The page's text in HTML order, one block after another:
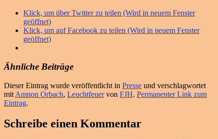
Klick, um über Twitter zu teilen (Wird in neuem Fenster
geöffnet)
Klick, um auf Facebook zu teilen (Wird in neuem Fenster
geöffnet)
Ähnliche Beiträge
Dieser Eintrag wurde veröffentlicht in Presse und verschlagwortet
mit Amnon Orbach, Leuchtfeuervon FJH. Permanenter Link zum
Eintrag.
Schreibe einen Kommentar